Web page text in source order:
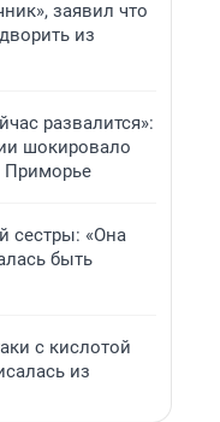
заявил что
из
развалится»:
шокировало
Приморье
сестры: «Она
быть
с кислотой
из